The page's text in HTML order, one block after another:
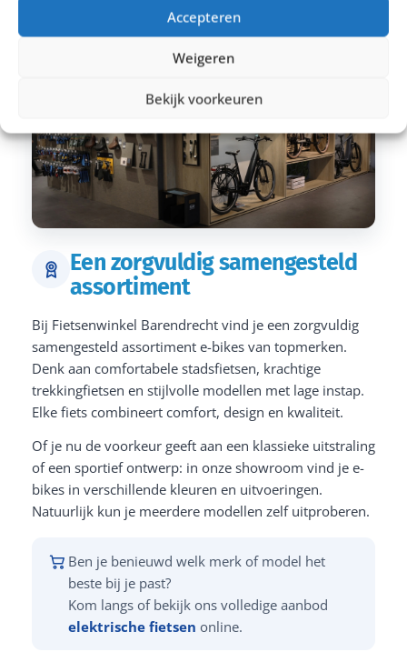
Accepteren
Weigeren
Bekijk voorkeuren
Een zorgvuldig samengesteld
assortiment
Bij Fietsenwinkel Barendrecht vind je een zorgvuldig
samengesteld assortiment e-bikes van topmerken.
Denk aan comfortabele stadsfietsen, krachtige
trekkingfietsen en stijlvolle modellen met lage instap.
Elke fiets combineert comfort, design en kwaliteit.
Of je nu de voorkeur geeft aan een klassieke uitstraling
of een sportief ontwerp: in onze showroom vind je e-
bikes in verschillende kleuren en uitvoeringen.
Natuurlijk kun je meerdere modellen zelf uitproberen.
Ben je benieuwd welk merk of model het
beste bij je past?
Kom langs of bekijk ons volledige aanbod
elektrische fietsen online.